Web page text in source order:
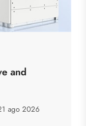
and
ago 2026